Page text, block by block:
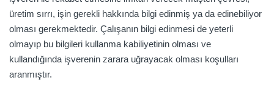
üretim sırrı, işin gerekli hakkında bilgi edinmiş ya da edinebiliyor
olması gerekmektedir. Çalışanın bilgi edinmesi de yeterli
olmayıp bu bilgileri kullanma kabiliyetinin olması ve
kullandığında işverenin zarara uğrayacak olması koşulları
aranmıştır.